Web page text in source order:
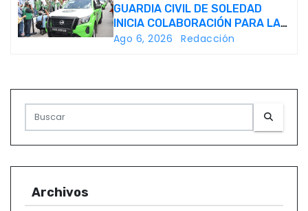
d
e
n
t
r
GUARDIA CIVIL DE SOLEDAD
INICIA COLABORACIÓN PARA LA
VIGILANCIA Y LA PAZ DURANTE
Ago 6, 2026 Redacción
Archivos